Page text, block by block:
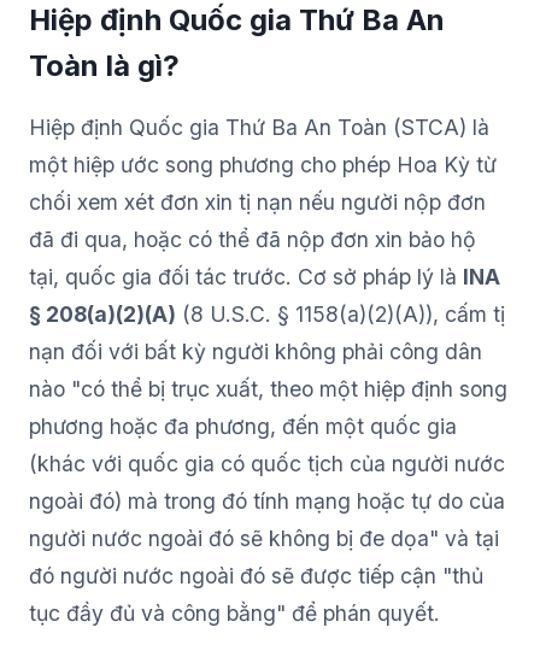
Hiệp định Quốc gia Thứ Ba An
Toàn là gì?
Hiệp định Quốc gia Thứ Ba An Toàn (STCA) là
một hiệp ước song phương cho phép Hoa Kỳ từ
chối xem xét đơn xin tị nạn nếu người nộp đơn
đã đi qua, hoặc có thể đã nộp đơn xin bảo hộ
tại, quốc gia đối tác trước. Cơ sở pháp lý là INA
§ 208(a)(2)(A) (8 U.S.C. § 1158(a)(2)(A)), cấm tị
nạn đối với bất kỳ người không phải công dân
nào "có thể bị trục xuất, theo một hiệp định song
phương hoặc đa phương, đến một quốc gia
(khác với quốc gia có quốc tịch của người nước
ngoài đó) mà trong đó tính mạng hoặc tự do của
người nước ngoài đó sẽ không bị đe dọa" và tại
đó người nước ngoài đó sẽ được tiếp cận "thủ
tục đầy đủ và công bằng" để phán quyết.